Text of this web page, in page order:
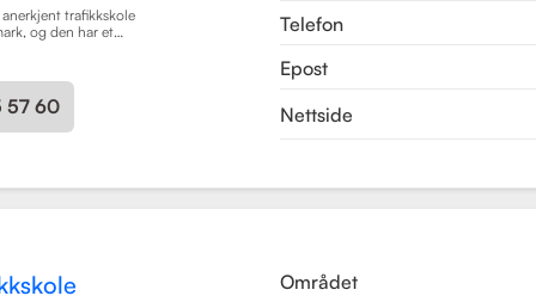
trafikkskole
og den har et
i klasse B, B96 og
som trafikalt
førstehjelp og
57 60
Telefon
Epost
Nettside
Området